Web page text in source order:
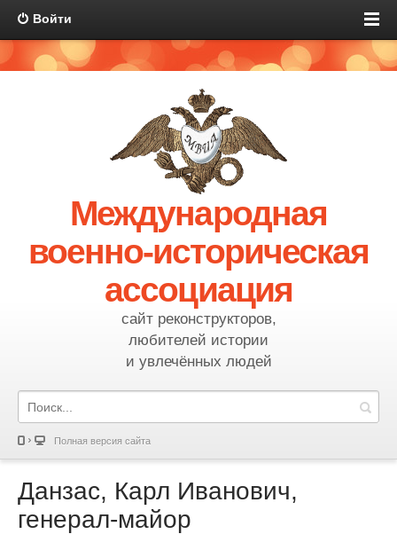
Войти
Международная
военно-историческая
ассоциация
сайт реконструкторов,
любителей истории
и увлечённых людей
Полная версия сайта
Данзас, Карл Иванович,
генерал-майор